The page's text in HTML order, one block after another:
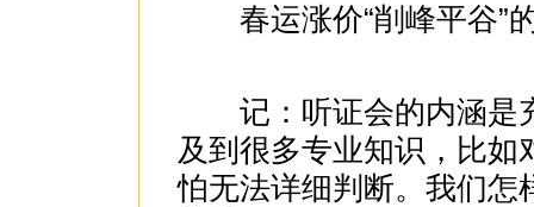
春运涨价“削峰平谷”
记：听证会的内涵是
及到很多专业知识，比如
怕无法详细判断。我们怎